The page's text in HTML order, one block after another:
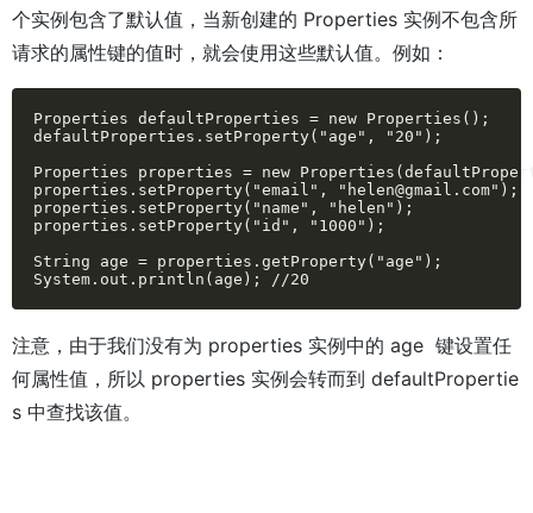
个实例包含了默认值，当新创建的 Properties 实例不包含所
请求的属性键的值时，就会使用这些默认值。例如：
Properties defaultProperties = new Properties();
defaultProperties.setProperty("age", "20");
Properties properties = new
properties.setProperty("email", "helen@gmail.com");
properties.setProperty("name", "helen");
properties.setProperty("id", "1000");
String age = properties.getProperty("age");
System.out.println(age); //20
注意，由于我们没有为 properties 实例中的 age 键设置任
何属性值，所以 properties 实例会转而到 defaultPropertie
s 中查找该值。